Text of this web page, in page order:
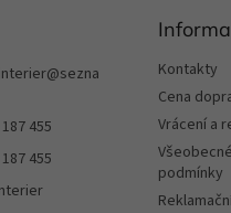
@sezna
455
455
Kontakty
Cena
Vrácení a
podmínky